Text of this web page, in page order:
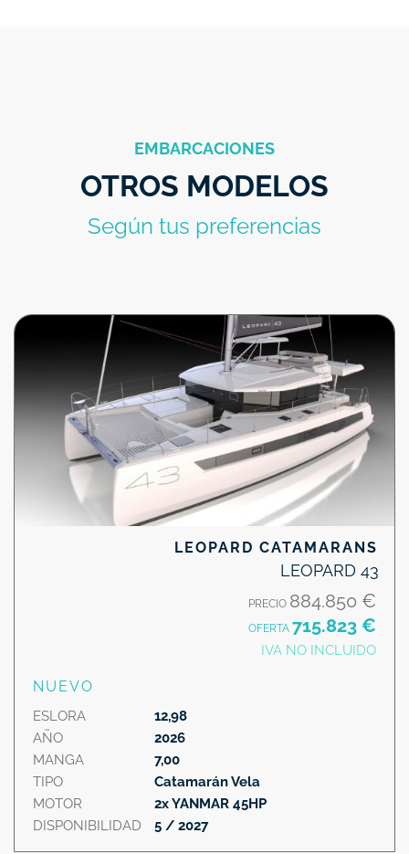
EMBARCACIONES
OTROS MODELOS
Según tus preferencias
LEOPARD CATAMARANS
LEOPARD 43
PRECIO 884.850 €
OFERTA 715.823 €
IVA NO INCLUIDO
NUEVO
ESLORA
AÑO
MANGA
TIPO
MOTOR
DISPONIBILIDAD
12,98
2026
7,00
Catamarán Vela
2x YANMAR 45HP
5 / 2027